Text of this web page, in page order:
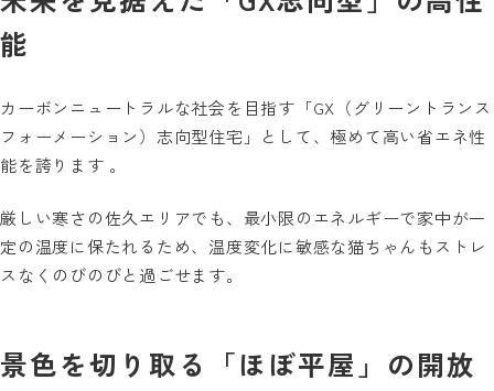
能
カーボンニュートラルな社会を目指す「GX（グリーントランス
フォーメーション）志向型住宅」として、極めて高い省エネ性
能を誇ります 。
厳しい寒さの佐久エリアでも、最小限のエネルギーで家中が一
定の温度に保たれるため、温度変化に敏感な猫ちゃんもストレ
スなくのびのびと過ごせます。
景色を切り取る「ほぼ平屋」の開放